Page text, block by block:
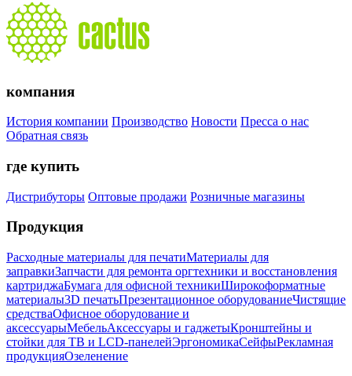
компания
История компании Производство Новости Пресса о нас
Обратная связь
где купить
Дистрибуторы Оптовые продажи Розничные магазины
Продукция
Расходные материалы для печатиМатериалы для
заправкиЗапчасти для ремонта оргтехники и восстановления
картриджаБумага для офисной техникиШирокоформатные
материалы3D печатьПрезентационное оборудованиеЧистящие
средстваОфисное оборудование и
аксессуарыМебельАксессуары и гаджетыКронштейны и
стойки для ТВ и LCD-панелейЭргономикаСейфыРекламная
продукцияОзеленение